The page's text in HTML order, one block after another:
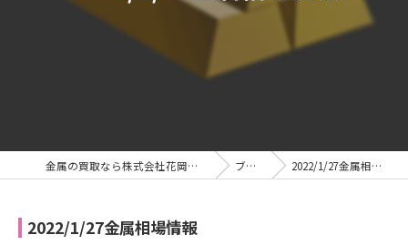
金属の買取なら株式会社花岡金属商会 ブログ 2022/1/27金属相場情報
2022/1/27金属相場情報